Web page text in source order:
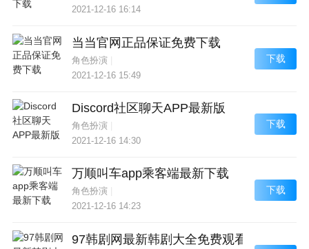
2021-12-16 16:14
当当官网正品保证免费下载
角色扮演|
2021-12-16 15:49
下载
Discord社区聊天APP最新版
角色扮演|
2021-12-16 14:30
下载
万顺叫车app乘客端最新下载
角色扮演|
2021-12-16 14:23
下载
97韩剧网最新韩剧大全免费观看